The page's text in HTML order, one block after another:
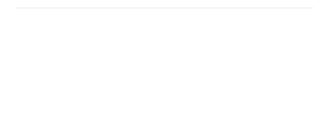
Post: